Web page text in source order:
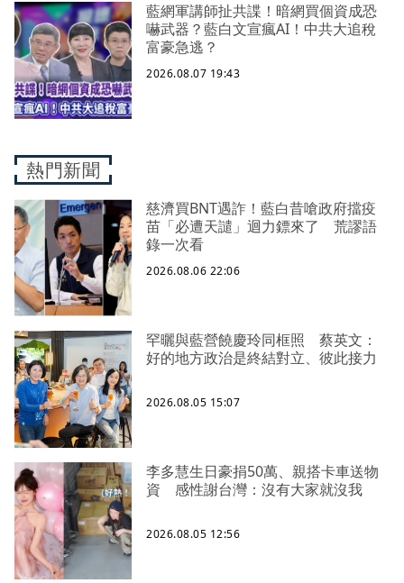
藍網軍講師扯共諜！暗網買個資成恐
嚇武器？藍白文宣瘋AI！中共大追稅
富豪急逃？
2026.08.07 19:43
熱門新聞
慈濟買BNT遇詐！藍白昔嗆政府擋疫
苗「必遭天譴」迴力鏢來了 荒謬語
錄一次看
2026.08.06 22:06
罕曬與藍營饒慶玲同框照 蔡英文：
好的地方政治是終結對立、彼此接力
2026.08.05 15:07
李多慧生日豪捐50萬、親搭卡車送物
資 感性謝台灣：沒有大家就沒我
2026.08.05 12:56